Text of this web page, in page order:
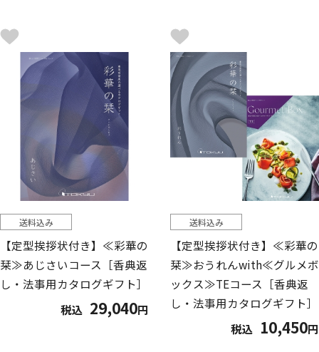
送料込み
【定型挨拶状付き】≪彩華の
栞≫あじさいコース［香典返
し・法事用カタログギフト］
税込 29,040円
送料込み
【定型挨拶状付き】≪彩華の
栞≫おうれんwith≪グルメボ
ックス≫TEコース［香典返
し・法事用カタログギフト］
税込 10,450円